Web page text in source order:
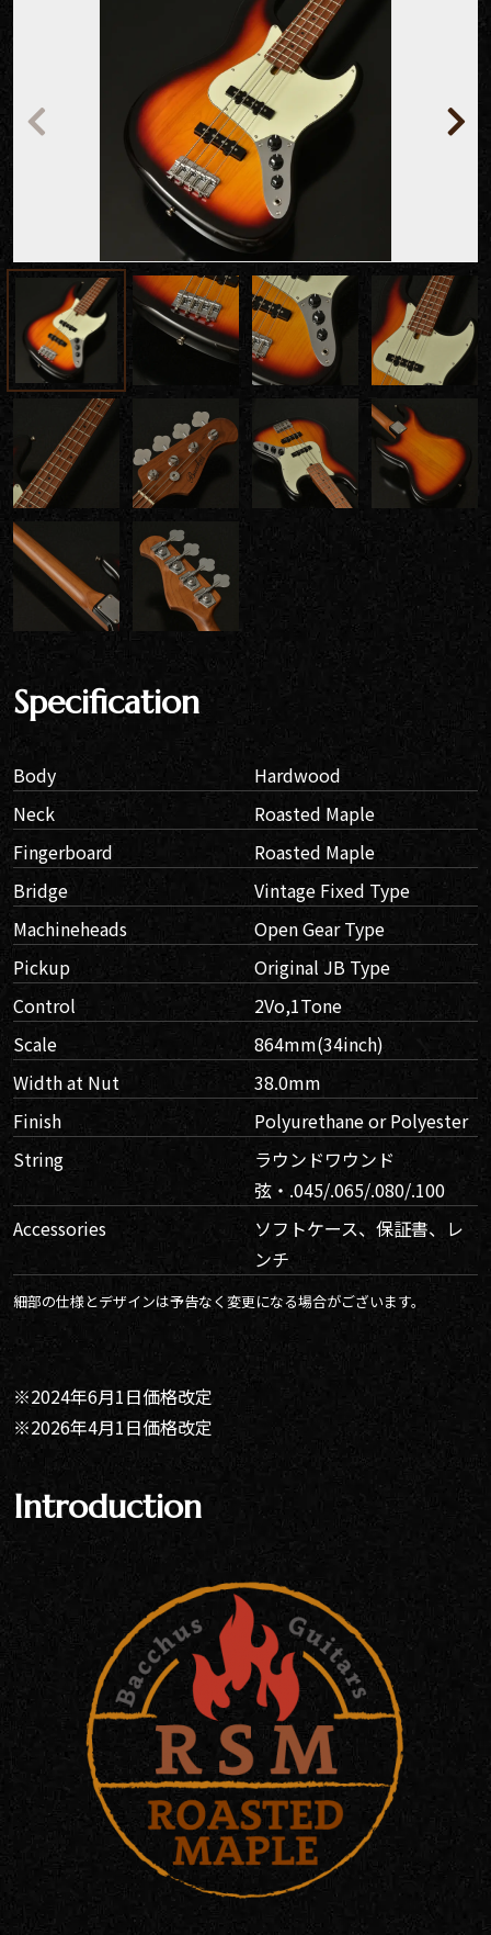
Specification
Body
Hardwood
Neck
Roasted Maple
Fingerboard
Roasted Maple
Bridge
Vintage Fixed Type
Machineheads
Open Gear Type
Pickup
Original JB Type
Control
2Vo,1Tone
Scale
864mm(34inch)
Width at Nut
38.0mm
Finish
Polyurethane or Polyester
String
ラウンドワウンド
弦・.045/.065/.080/.100
Accessories
ソフトケース、保証書、レ
ンチ
細部の仕様とデザインは予告なく変更になる場合がございます。
※2024年6月1日価格改定
※2026年4月1日価格改定
Introduction